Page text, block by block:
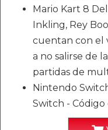
Mario Kart 8
Inkling, Rey
cuentan con el
a no salirse de
partidas de
Nintendo
Switch - Código